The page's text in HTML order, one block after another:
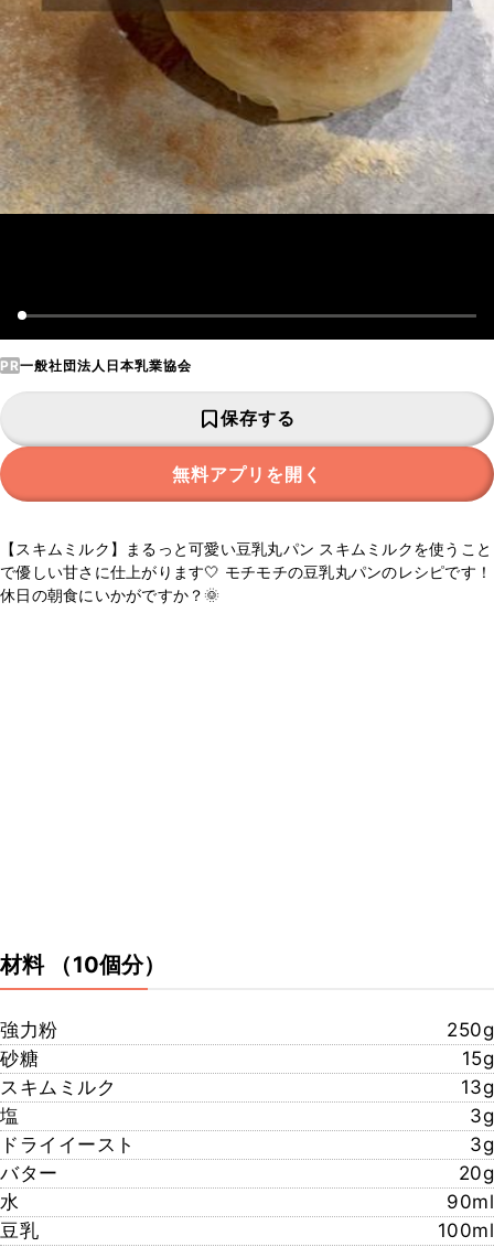
PR一般社団法人日本乳業協会
保存する
無料アプリを開く
【スキムミルク】まるっと可愛い豆乳丸パン スキムミルクを使うこと
で優しい甘さに仕上がります🤍 モチモチの豆乳丸パンのレシピです！
休日の朝食にいかがですか？🌞
材料 （10個分）
強力粉
250g
砂糖
15g
スキムミルク
13g
塩
3g
ドライイースト
3g
バター
20g
水
90ml
豆乳
100ml